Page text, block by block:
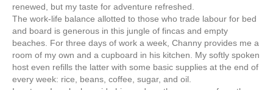
renewed, but my taste for adventure refreshed.
The work-life balance allotted to those who trade labour for bed
and board is generous in this jungle of fincas and empty
beaches. For three days of work a week, Channy provides me a
room of my own and a cupboard in his kitchen. My softly spoken
host even refills the latter with some basic supplies at the end of
every week: rice, beans, coffee, sugar, and oil.